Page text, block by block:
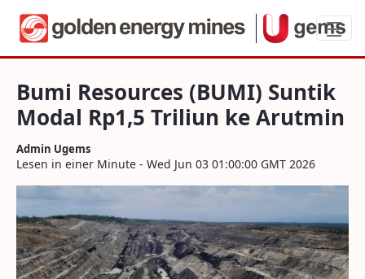
Bumi Resources (BUMI) Suntik Modal
Bumi Resources (BUMI) Suntik
Modal Rp1,5 Triliun ke Arutmin
Admin Ugems
Lesen in einer Minute - Wed Jun 03 01:00:00 GMT 2026